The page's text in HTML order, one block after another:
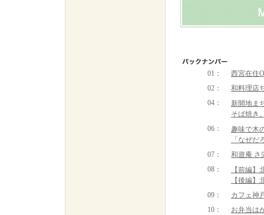
01：
西宮在住
02 ：
和料理店
04 ：
新開地ま
そば焼き
06：
趣味で木
「なぜだ
07：
和遊庵
08：
【前編
【後編
09 ：
カフェ神
10 ：
お弁当は